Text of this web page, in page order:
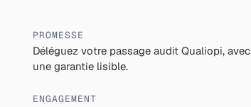
PROMESSE
Déléguez votre passage audit Qualiopi, avec
une garantie lisible.
ENGAGEMENT